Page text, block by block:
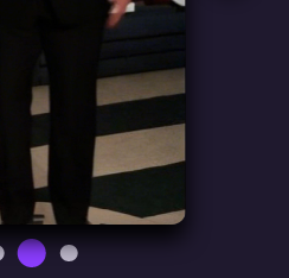
Wave Hip Thrust